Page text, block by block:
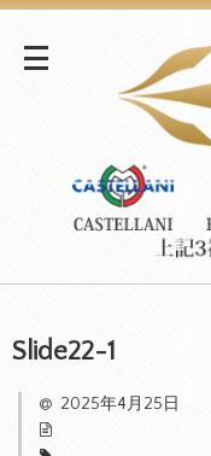
Slide22-1
2025年4月25日